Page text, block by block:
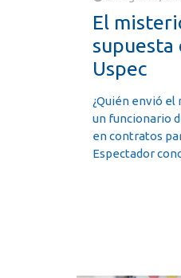
El
supuesta
Uspec
¿Quién envió el
un funcionario
en contratos
Espectador